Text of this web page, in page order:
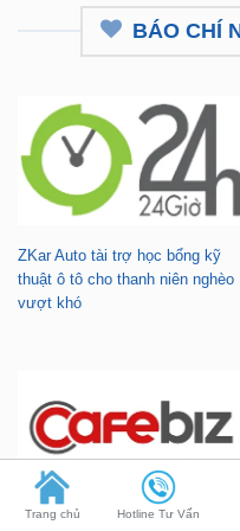
ZKar Auto tài trợ học bổng kỹ
thuật ô tô cho thanh niên nghèo
Gara nâng cấp xe hơi chuyên
nghiệp tại TP.HCM - Tài trợ học
bổng cho thanh niên khó khăn
Trang chủ Hotline Tư Vấn